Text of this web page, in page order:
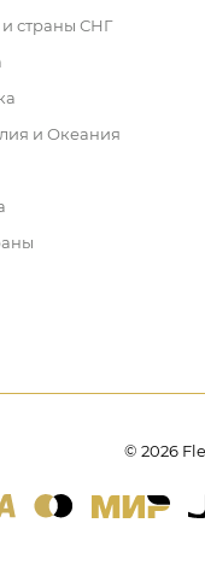
и страны СНГ
и Океания
© 2026